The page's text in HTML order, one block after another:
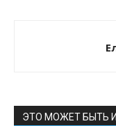
ЭТО МОЖЕТ БЫТЬ